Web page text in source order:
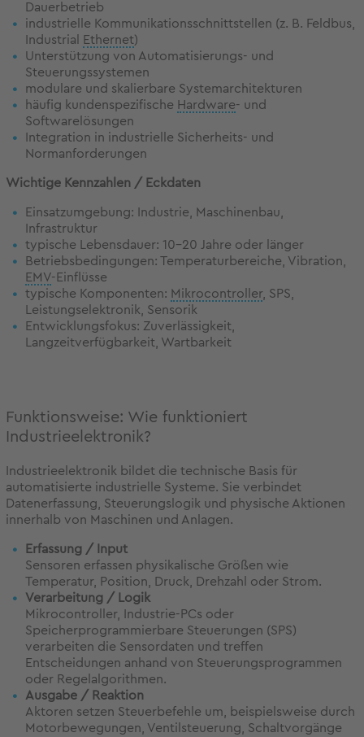
Dauerbetrieb
industrielle Kommunikationsschnittstellen (z. B. Feldbus,
Industrial
Ethernet)
Unterstützung von Automatisierungs- und
Steuerungssystemen
modulare und skalierbare Systemarchitekturen
häufig kundenspezifische Hardware- und
Softwarelösungen
Integration in industrielle Sicherheits- und
Normanforderungen
Wichtige Kennzahlen / Eckdaten
Einsatzumgebung: Industrie, Maschinenbau,
Infrastruktur
typische Lebensdauer: 10–20 Jahre oder länger
Betriebsbedingungen: Temperaturbereiche, Vibration,
EMV-Einflüsse
typische Komponenten: Mikrocontroller, SPS,
Leistungselektronik, Sensorik
Entwicklungsfokus: Zuverlässigkeit,
Langzeitverfügbarkeit, Wartbarkeit
Funktionsweise: Wie funktioniert
Industrieelektronik?
Industrieelektronik bildet die technische Basis für
automatisierte industrielle Systeme. Sie verbindet
Datenerfassung, Steuerungslogik und physische Aktionen
innerhalb von Maschinen und Anlagen.
Erfassung / Input
Sensoren erfassen physikalische Größen wie
Temperatur, Position, Druck, Drehzahl oder Strom.
Verarbeitung / Logik
Mikrocontroller, Industrie-PCs oder
Speicherprogrammierbare Steuerungen (SPS)
verarbeiten die Sensordaten und treffen
Entscheidungen anhand von Steuerungsprogrammen
oder Regelalgorithmen.
Ausgabe / Reaktion
Aktoren setzen Steuerbefehle um, beispielsweise durch
Motorbewegungen, Ventilsteuerung, Schaltvorgänge